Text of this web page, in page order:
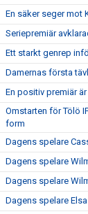
En säker seger mot
Seriepremiär
Ett starkt genrep
Damernas första
En positiv premiär
Omstarten för Tölö
form
Dagens spelare
Dagens spelare
Dagens spelare
Dagens spelare